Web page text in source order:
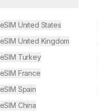
eSIM United States
eSIM United Kingdom
eSIM Turkey
eSIM France
eSIM Spain
eSIM China